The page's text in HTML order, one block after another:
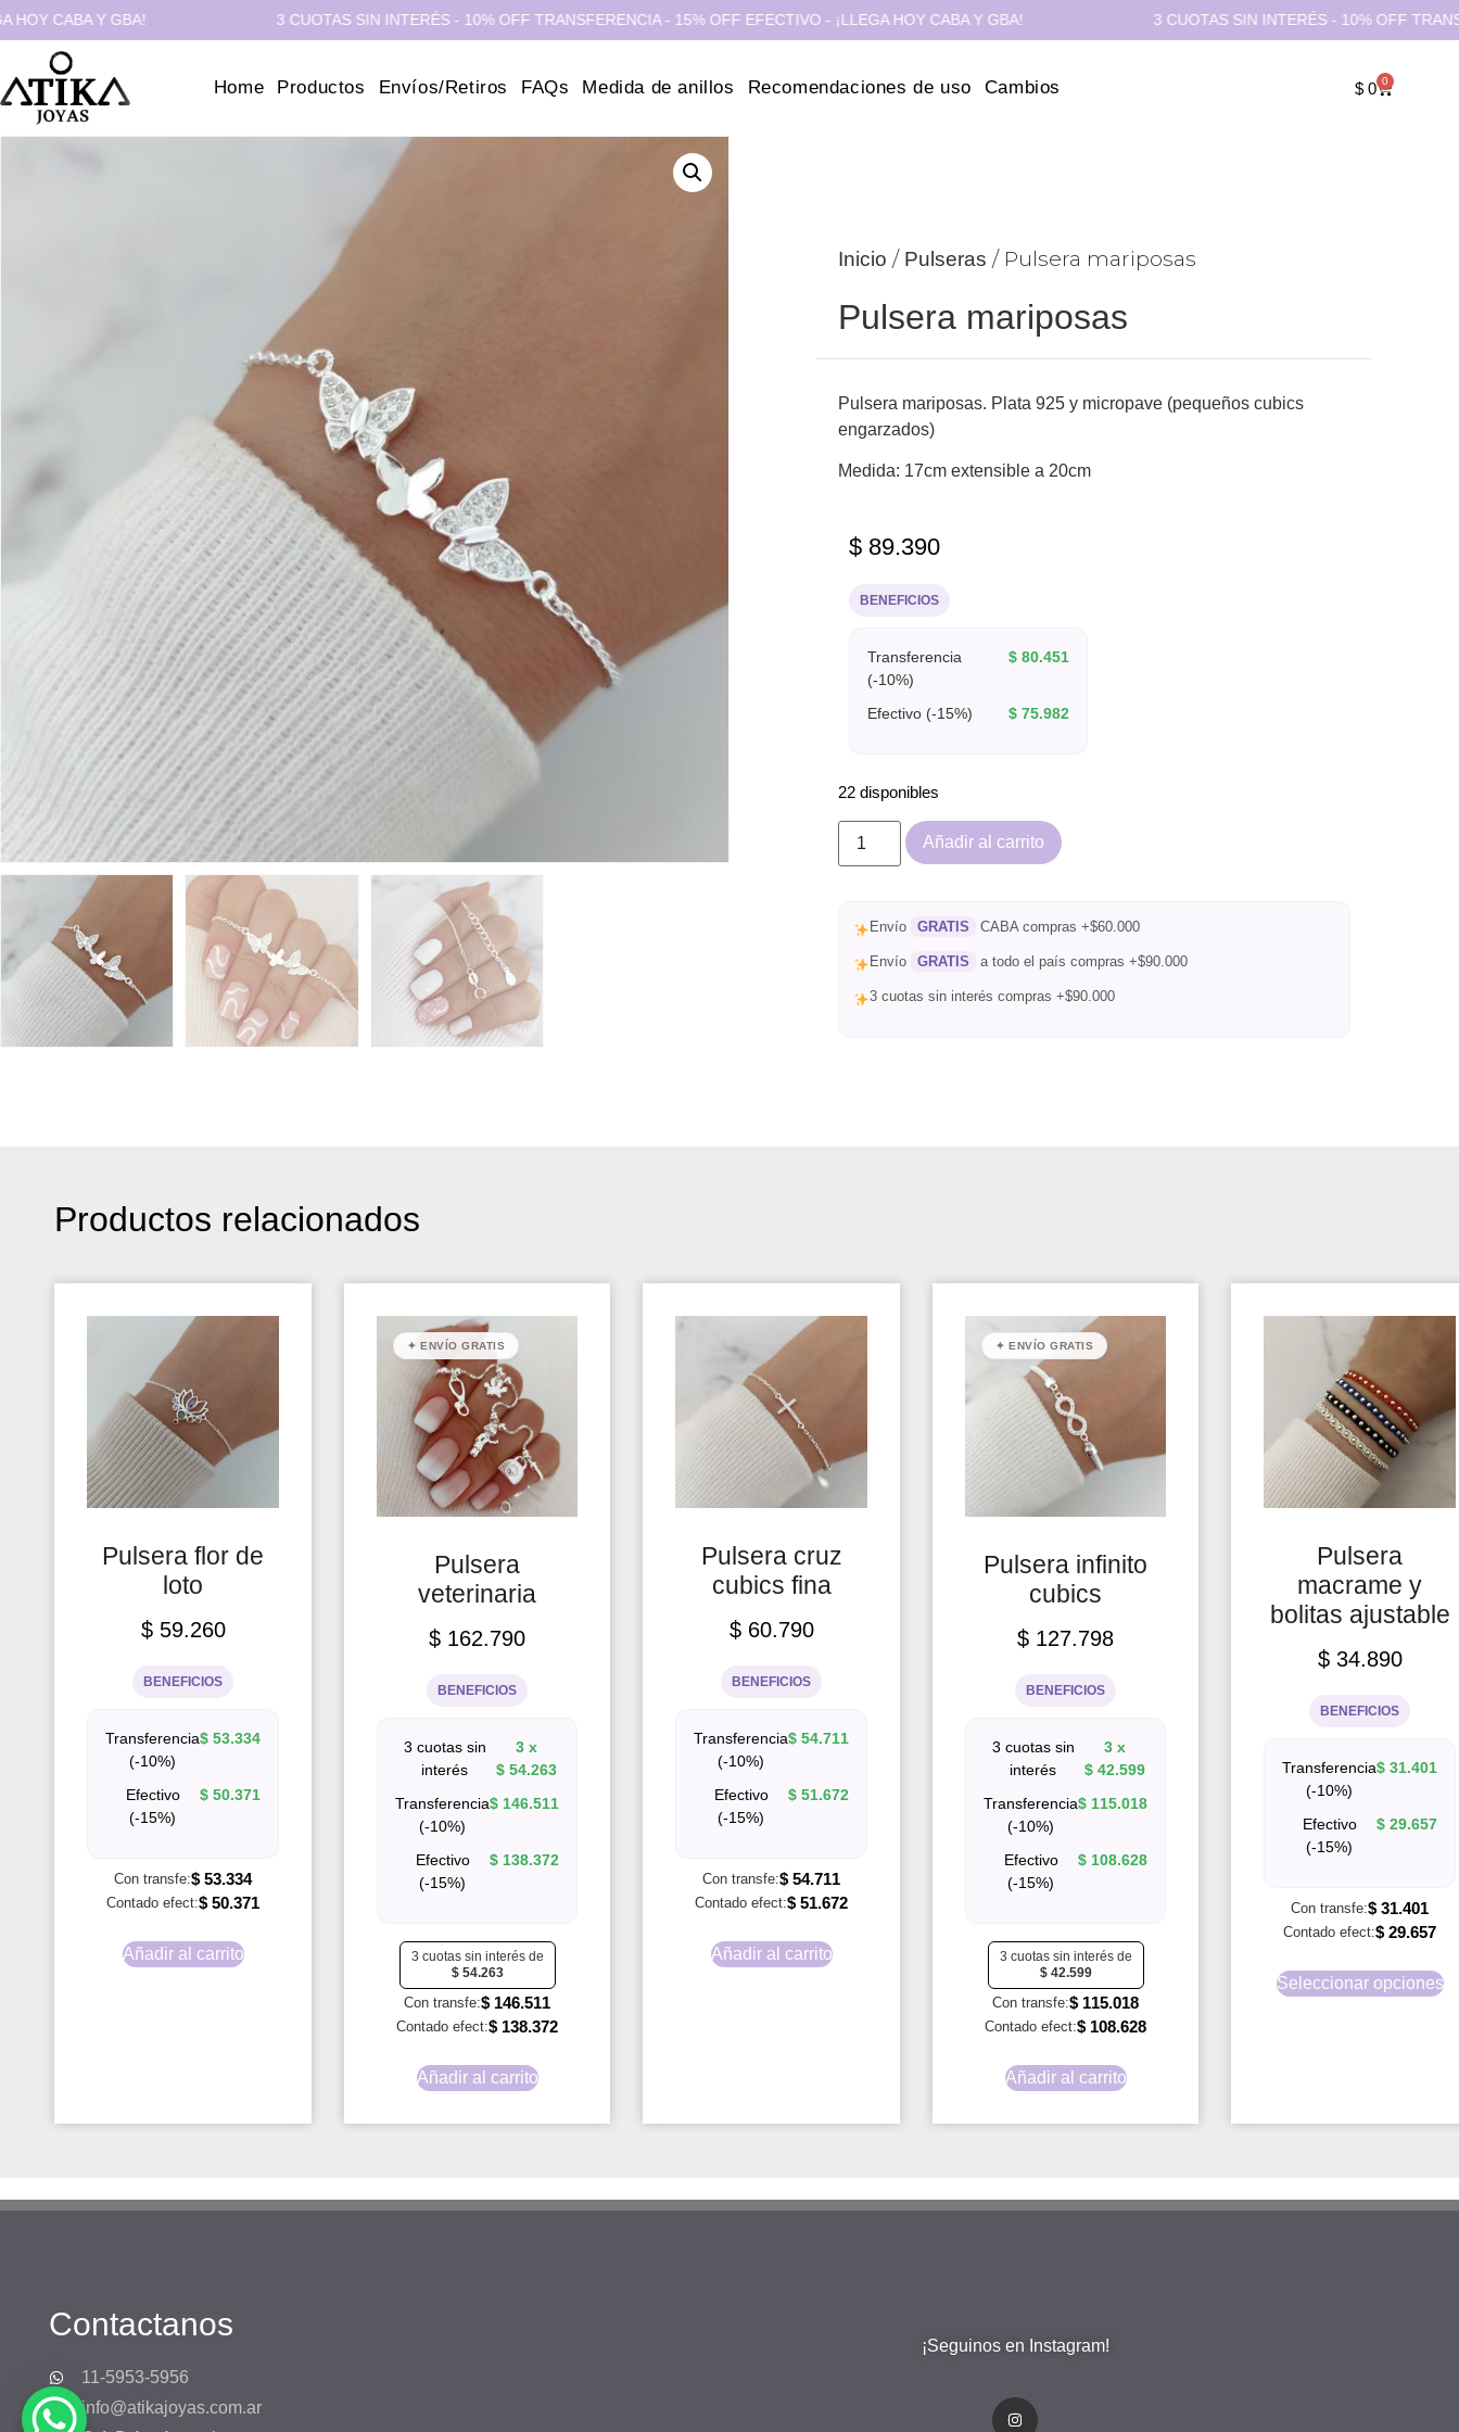
Y GBA! 3 CUOTAS SIN INTERÉS - 10% OFF TRANSFERENCIA - 15% OFF EFECTIVO - ¡LLEGA HOY CABA Y GBA! 3 CUOTAS SIN INTERÉS - 10% OFF
Home Productos Envíos/Retiros FAQs Medida de anillos Recomendaciones de uso Cambios $0 0
Inicio / Pulseras / Pulsera mariposas
Pulsera mariposas
Pulsera mariposas. Plata 925 y micropave (pequeños cubics
engarzados)
Medida: 17cm extensible a 20cm
$89.390
BENEFICIOS
Transferencia
(-10%)
$80.451
Efectivo (-15%) $75.982
22 disponibles
Añadir al carrito
Envío GRATIS CABA compras +$60.000
Envío GRATIS a todo el país compras +$90.000
3 cuotas sin interés compras +$90.000
Productos relacionados
Pulsera flor de
loto
$59.260
BENEFICIOS
Transferencia
(-10%)
$ 53.334
Efectivo
(-15%)
$ 50.371
Con transfe:$ 53.334
Contado efect:$ 50.371
Añadir al carrito
✦ ENVÍO GRATIS
Pulsera
veterinaria
$ 162.790
BENEFICIOS
3 cuotas sin
interés
3 x
$ 54.263
Transferencia
(-10%)
$ 146.511
Efectivo
(-15%)
$ 138.372
3 cuotas sin interés de
$54.263
Con transfe:$ 146.511
Contado efect:$ 138.372
Añadir al carrito
Pulsera cruz
cubics fina
$60.790
BENEFICIOS
Transferencia
(-10%)
$ 54.711
Efectivo
(-15%)
$ 51.672
Con transfe:$ 54.711
Contado efect:$ 51.672
Añadir al carrito
✦ ENVÍO GRATIS
Pulsera infinito
cubics
$ 127.798
BENEFICIOS
3 cuotas sin
interés
3 x
$ 42.599
Transferencia
(-10%)
$ 115.018
Efectivo
(-15%)
$ 108.628
3 cuotas sin interés de
$42.599
Con transfe:$ 115.018
Contado efect:$ 108.628
Añadir al carrito
Pulsera
macrame y
bolitas ajustable
$34.890
BENEFICIOS
Transferencia
(-10%)
$ 31.401
Efectivo
(-15%)
$ 29.657
Con transfe:$ 31.401
Contado efect:$ 29.657
Seleccionar opciones
Contactanos
11-5953-5956
info@atikajoyas.com.ar
¡Seguinos en Instagram!